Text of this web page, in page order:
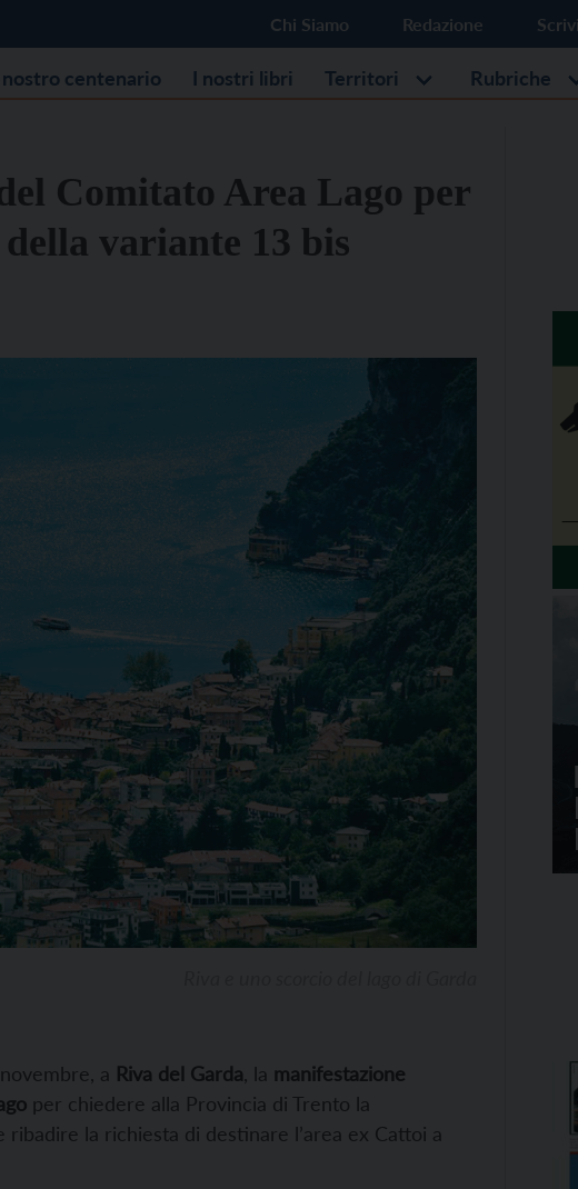
Chi Siamo Redazione
nostro centenario I nostri libri Territori Rubriche
Comitato Area Lago per
della variante 13 bis
a Riva del Garda , la manifestazione
per chiedere alla Provincia di Trento la
la richiesta di destinare l’area ex Cattoi a